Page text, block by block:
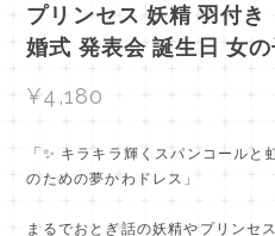
プリンセス 妖精 羽付き
婚式 発表会 誕生日 女の
¥4,180
「✨ キラキラ輝くスパンコール
のための夢かわドレス」
まるでおとぎ話の妖精やプリンセ